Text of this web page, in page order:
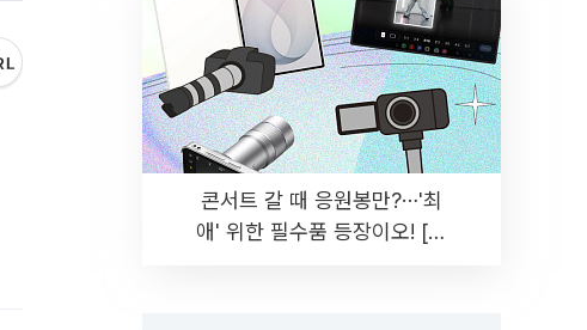
콘서트 갈 때 응원봉만?⋯'최
애' 위한 필수품 등장이오! [솔